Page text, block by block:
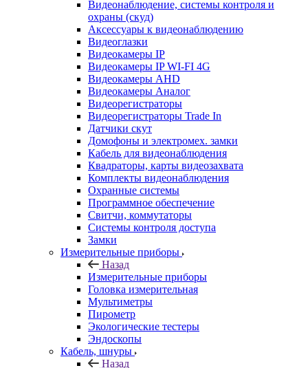
Видеонаблюдение, системы контроля и
охраны (скуд)
Аксессуары к видеонаблюдению
Видеоглазки
Видеокамеры IP
Видеокамеры IP WI-FI 4G
Видеокамеры AHD
Видеокамеры Аналог
Видеорегистраторы
Видеорегистраторы Trade In
Датчики скут
Домофоны и электромех. замки
Кабель для видеонаблюдения
Квадраторы, карты видеозахвата
Комплекты видеонаблюдения
Охранные системы
Программное обеспечение
Свитчи, коммутаторы
Системы контроля доступа
Замки
Измерительные приборы
Назад
Измерительные приборы
Головка измерительная
Мультиметры
Пирометр
Экологические тестеры
Эндоскопы
Кабель, шнуры
Назад